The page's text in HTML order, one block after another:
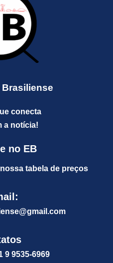
conecta
a notícia!
no EB
tabela de preços
ail.com
9 9535-6969